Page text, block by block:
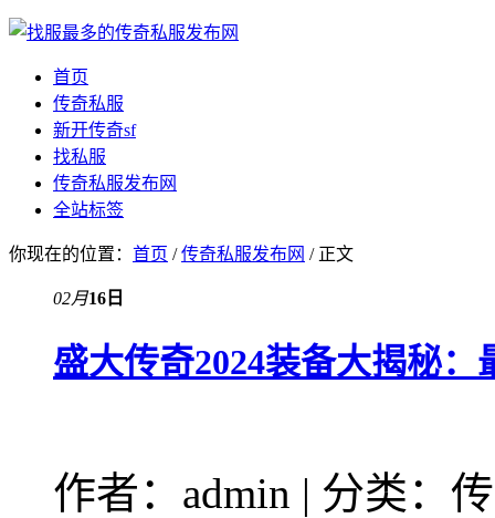
首页
传奇私服
新开传奇sf
找私服
传奇私服发布网
全站标签
你现在的位置： 首页 /传奇私服发布网 / 正文
02月16日
盛大传奇2024装备大揭秘
作者：admin | 分类：